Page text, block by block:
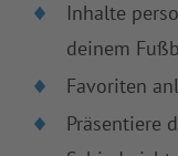
Inhalte
deinem
Favoriten
Präsentiere